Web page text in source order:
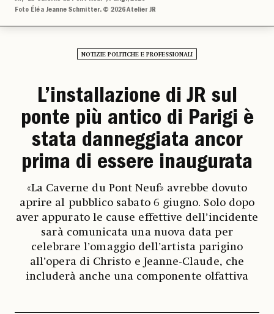
Foto Éléa Jeanne Schmitter. © 2026 Atelier JR
NOTIZIE POLITICHE E PROFESSIONALI
L’installazione di JR sul
ponte più antico di Parigi è
stata danneggiata ancor
prima di essere inaugurata
«La Caverne du Pont Neuf» avrebbe dovuto
aprire al pubblico sabato 6 giugno. Solo dopo
aver appurato le cause effettive dell’incidente
sarà comunicata una nuova data per
celebrare l’omaggio dell’artista parigino
all’opera di Christo e Jeanne-Claude, che
includerà anche una componente olfattiva